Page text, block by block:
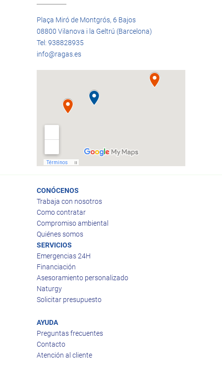
Plaça Miró de Montgrós, 6 Bajos
08800 Vilanova i la Geltrú (Barcelona)
Tel: 938828935
info@ragas.es
CONÓCENOS
Trabaja con nosotros
Como contratar
Compromiso ambiental
Quiénes somos
SERVICIOS
Emergencias 24H
Financiación
Asesoramiento personalizado
Naturgy
Solicitar presupuesto
AYUDA
Preguntas frecuentes
Contacto
Atención al cliente